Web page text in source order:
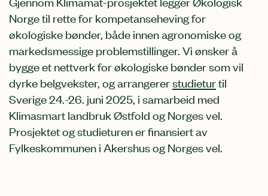
Norge til rette for kompetanseheving for
økologiske bønder, både innen agronomiske og
markedsmessige problemstillinger. Vi ønsker å
bygge et nettverk for økologiske bønder som vil
dyrke belgvekster, og arrangererstudieturtil
Sverige 24.-26. juni 2025, i samarbeid med
Klimasmart landbruk Østfold og Norges vel.
Prosjektet og studieturen er finansiert av
Fylkeskommunen i Akershus og Norges vel.